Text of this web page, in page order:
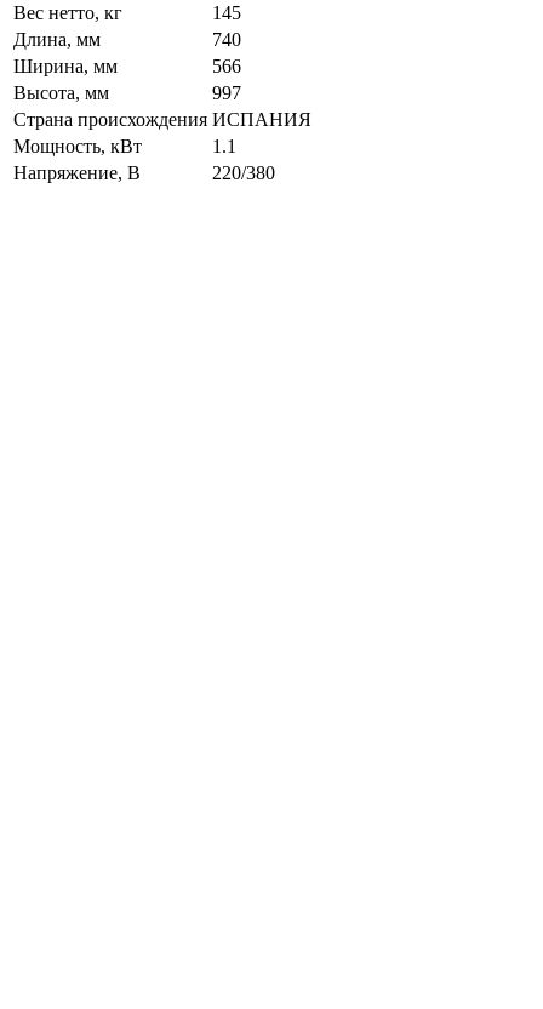
Вес нетто, кг
145
Длина, мм
740
Ширина, мм
566
Высота, мм
997
Страна происхождения ИСПАНИЯ
Мощность, кВт
1.1
Напряжение, В
220/380